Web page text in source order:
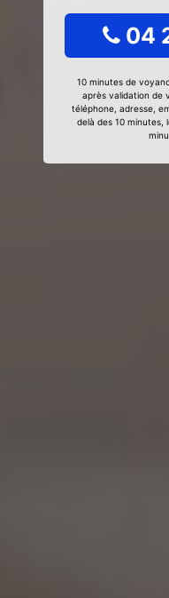
04
10 minutes de
après validation de
téléphone, adresse,
delà des 10 minutes,